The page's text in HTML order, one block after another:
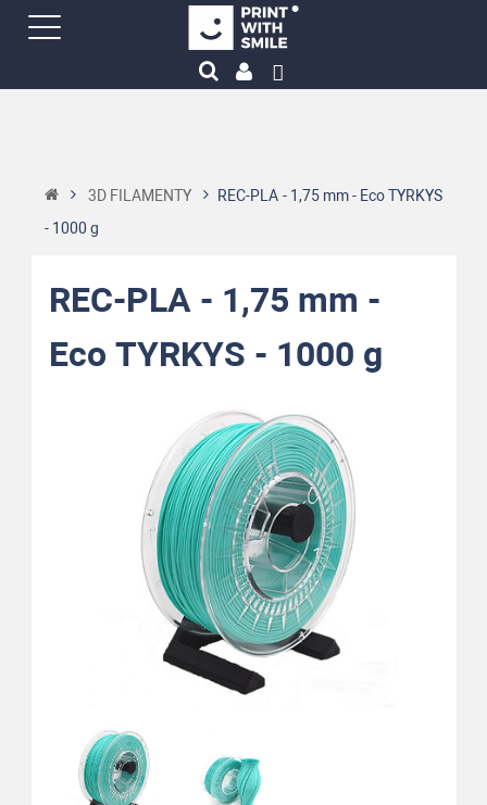
3D FILAMENTY
REC-PLA - 1,75 mm - Eco TYRKYS
- 1000 g
REC-PLA - 1,75 mm -
Eco TYRKYS - 1000 g